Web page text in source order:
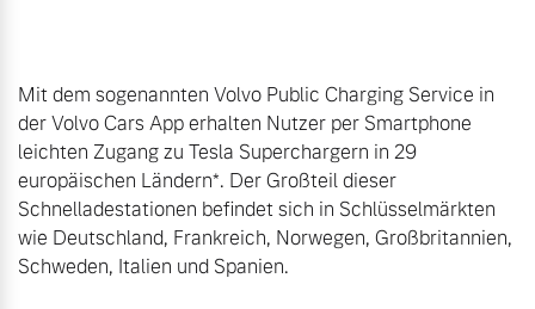
Fahrzeug konfigurieren
Sofort verfügbare Fahrzeuge
Sie erhalten bei uns eine
Vielzahl von Original
Volvo Winter- und
Sommer Kompletträder.
Bitte sprechen Sie uns
direkt an.
Mehr erfahren
Mit dem sogenannten Volvo Public Charging Service in
der Volvo Cars App erhalten Nutzer per Smartphone
leichten Zugang zu Tesla Superchargern in 29
europäischen Ländern*. Der Großteil dieser
Schnelladestationen befindet sich in Schlüsselmärkten
wie Deutschland, Frankreich, Norwegen, Großbritannien,
Schweden, Italien und Spanien.